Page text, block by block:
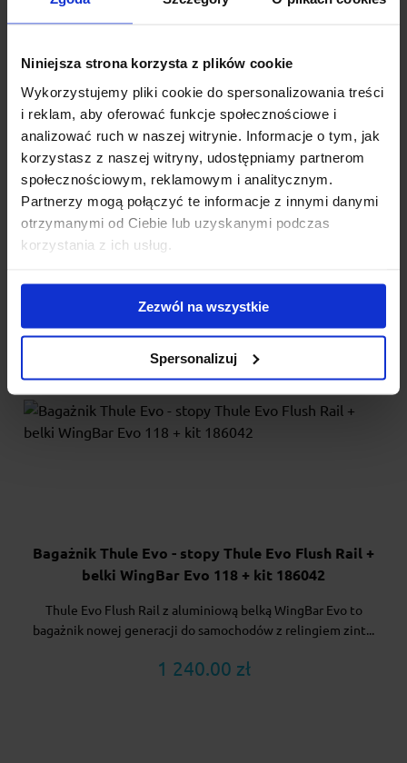
Niniejsza strona korzysta z plików cookie
Wykorzystujemy pliki cookie do spersonalizowania treści
i reklam, aby oferować funkcje społecznościowe i
analizować ruch w naszej witrynie. Informacje o tym, jak
korzystasz z naszej witryny, udostępniamy partnerom
społecznościowym, reklamowym i analitycznym.
Partnerzy mogą połączyć te informacje z innymi danymi
otrzymanymi od Ciebie lub uzyskanymi podczas
korzystania z ich usług.
Zezwól na wszystkie
Spersonalizuj
Bagażnik samochodowy - Mont Blanc Xplore RF 203
Mont Blanc Xplore to najwygodniejszy w obsłudze bagażnik
dachowy do samochodów z relingiem zintegrowanym jak i...
1 310.00 zł
Bagażnik Thule Evo - stopy Thule Evo Flush Rail +
belki WingBar Evo 118 + kit 186042
Thule Evo Flush Rail z aluminiową belką WingBar Evo to
bagażnik nowej generacji do samochodów z relingiem zint...
1 240.00 zł